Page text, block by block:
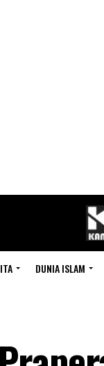
DUNIA ISLAM